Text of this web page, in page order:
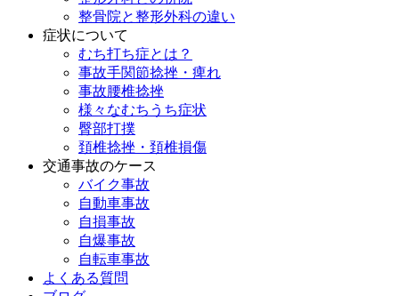
整骨院と整形外科の違い
症状について
むち打ち症とは？
事故手関節捻挫・痺れ
事故腰椎捻挫
様々なむちうち症状
臀部打撲
頚椎捻挫・頚椎損傷
交通事故のケース
バイク事故
自動車事故
自損事故
自爆事故
自転車事故
よくある質問